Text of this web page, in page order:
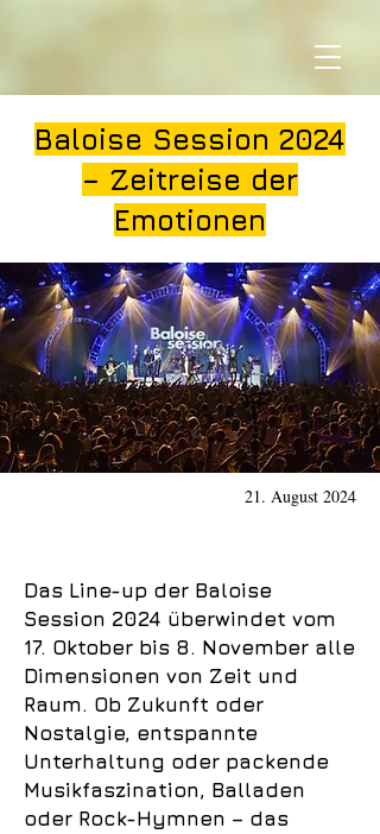
Baloise Session 2024
– Zeitreise der
Emotionen
21. August 2024
Das Line-up der Baloise
Session 2024 überwindet vom
17. Oktober bis 8. November alle
Dimensionen von Zeit und
Raum. Ob Zukunft oder
Nostalgie, entspannte
Unterhaltung oder packende
Musikfaszination, Balladen
oder Rock-Hymnen – das